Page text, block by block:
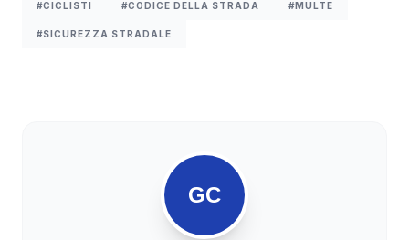
#CICLISTI #CODICE DELLA STRADA #MULTE
#SICUREZZA STRADALE
GC